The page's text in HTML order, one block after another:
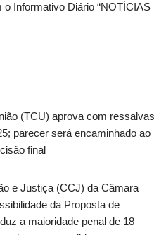
Informativo Diário “NOTÍCIAS
(TCU) aprova com ressalvas
parecer será encaminhado ao
final
e Justiça (CCJ) da Câmara
da Proposta de
a maioridade penal de 18